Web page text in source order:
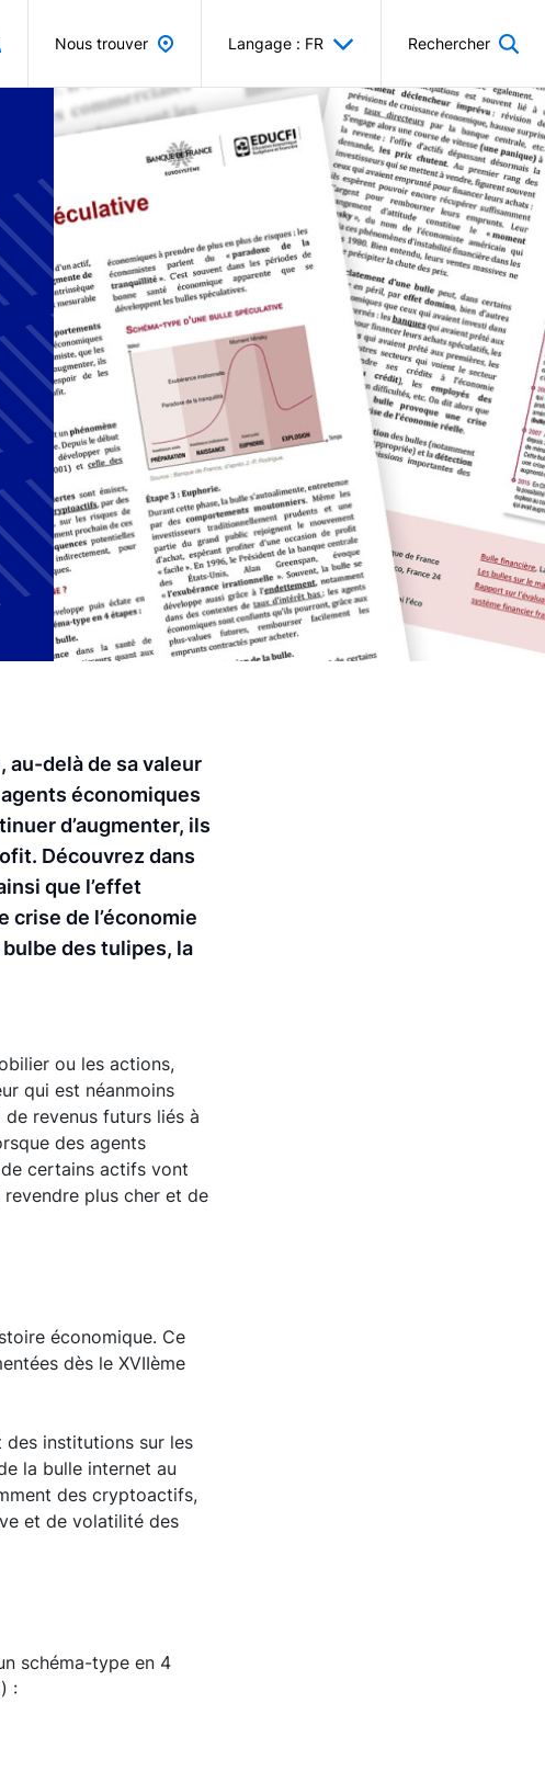
Nous trouver Langage : FR Rechercher
au-delà de sa valeur
économiques
d’augmenter, ils
Découvrez dans
que l’effet
crise de l’économie
des tulipes, la
ou les actions,
qui est néanmoins
revenus futurs liés à
des agents
certains actifs vont
revendre plus cher et de
économique. Ce
dès le XVIIème
des institutions sur les
la bulle internet au
des cryptoactifs,
et de volatilité des
schéma-type en 4
: